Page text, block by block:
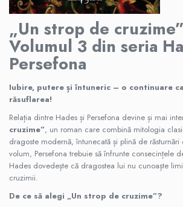
„Un strop de
Volumul 3 din seria
Persefona
Iubire, putere și întuneric – o continuare
răsuflarea!
Relația dintre Hades și Persefona devine și mai
cruzime”, un roman care combină mitologia
dragoste modernă, întunecată și plină de răsturnări
volum, Persefona trebuie să înfrunte consecințele
Hades dovedește că dragostea lui nu cunoaște
cruzimii.
De ce să alegi „Un strop de cruzime”?